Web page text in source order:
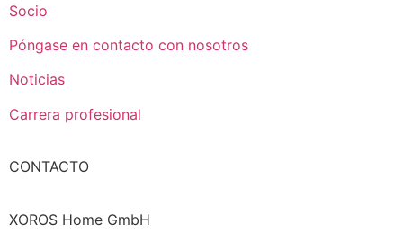
Socio
Póngase en contacto con nosotros
Noticias
Carrera profesional
CONTACTO
XOROS Home GmbH